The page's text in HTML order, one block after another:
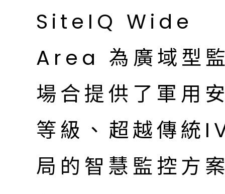
SiteIQ Wide
Area 為廣域型
場合提供了軍用
等級、超越傳統
局的智慧監控